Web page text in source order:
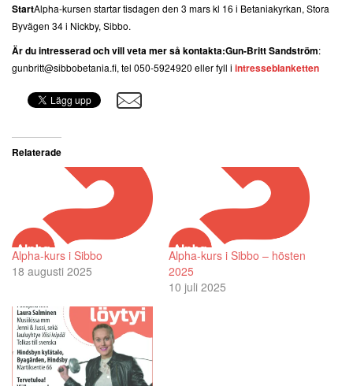
StartAlpha-kursen startar tisdagen den 3 mars kl 16 i Betaniakyrkan, Stora
Byvägen 34 i Nickby, Sibbo.
Är du intresserad och vill veta mer så kontakta:Gun-Britt Sandström:
gunbritt@sibbobetania.fi, tel 050-5924920 eller fyll i intresseblanketten
Relaterade
Alpha-kurs i Sibbo
18 augusti 2025
Alpha-kurs i Sibbo – hösten
2025
10 juli 2025